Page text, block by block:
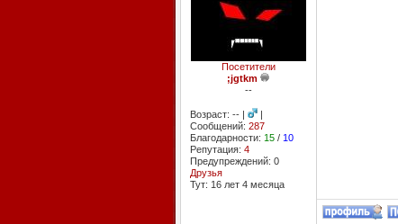
Посетители
;jgtkm
--
Возраст: -- |
|
Сообщений: 287
Благодарности: 15/ 10
Репутация: 4
Предупреждений: 0
Друзья
Тут: 16 лет 4 месяцa